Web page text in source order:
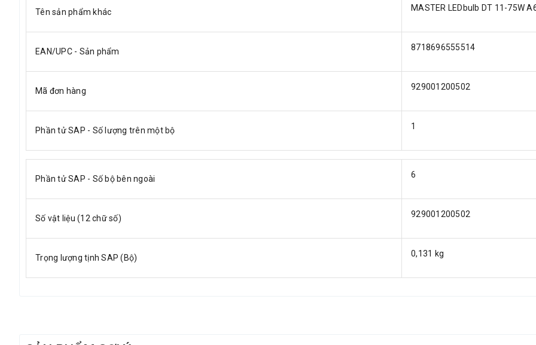
Tên sản phẩm khác MASTER LEDbulb DT 11-75W
EAN/UPC - Sản phẩm 8718696555514
Mã đơn hàng 929001200502
Phần tử SAP - Số lượng trên một bộ 1
Phần tử SAP - Số bộ bên ngoài 6
Số vật liệu (12 chữ số) 929001200502
Trọng lượng tịnh SAP (Bộ) 0,131 kg